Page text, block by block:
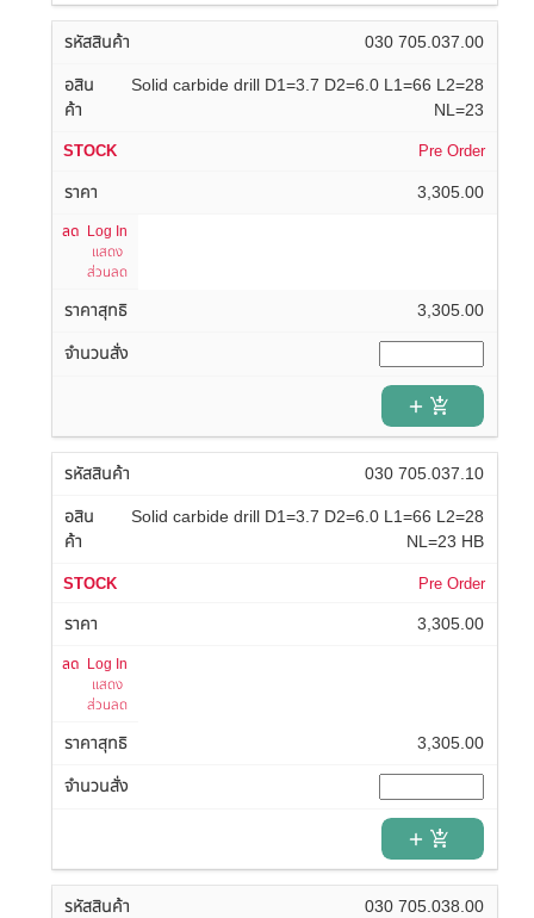
030 705.037.00
Solid carbide drill D1=3.7 D2=6.0 L1=66 L2=28
NL=23
Pre Order
3,305.00
Log In
แสดง
ส่วนลด
3,305.00
add_shopping_cart
030 705.037.10
Solid carbide drill D1=3.7 D2=6.0 L1=66 L2=28
NL=23 HB
Pre Order
3,305.00
Log In
แสดง
ส่วนลด
3,305.00
add_shopping_cart
030 705.038.00